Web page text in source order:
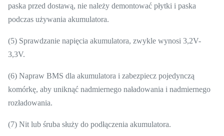
paska przed dostawą, nie należy demontować płytki i paska
podczas używania akumulatora.
(5) Sprawdzanie napięcia akumulatora, zwykle wynosi 3,2V-
3,3V.
(6) Napraw BMS dla akumulatora i zabezpiecz pojedynczą
komórkę, aby uniknąć nadmiernego naładowania i nadmiernego
rozładowania.
(7) Nit lub śruba służy do podłączenia akumulatora.